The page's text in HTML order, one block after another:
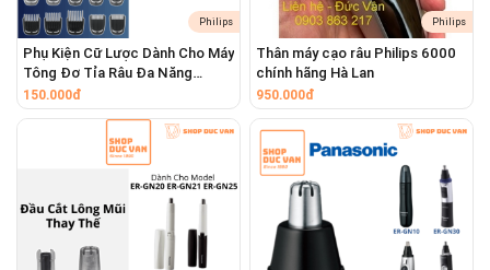
thế Braun chính hãng.
TẠI SAO BẠN NÊN THAY ĐẦU CẠO
BRAUN ĐỊNH KỲ?
Việc thay thế đầu cạo không chỉ là bảo trì, mà
còn là một sự đầu tư để nâng cấp trải nghiệm
của bạn:
Khôi Phục Hiệu Suất Như Mới
: Lấy lại
Philips
Phụ Kiện Cữ Lược Dành Cho Máy
Tông Đơ Tỉa Râu Đa Năng
Philips Multigroom Series 5000
MG5910 MG5730 MG5720
150.000đ
Philips
Thân máy cạo râu Philips 6000
chính hãng Hà Lan
950.000đ